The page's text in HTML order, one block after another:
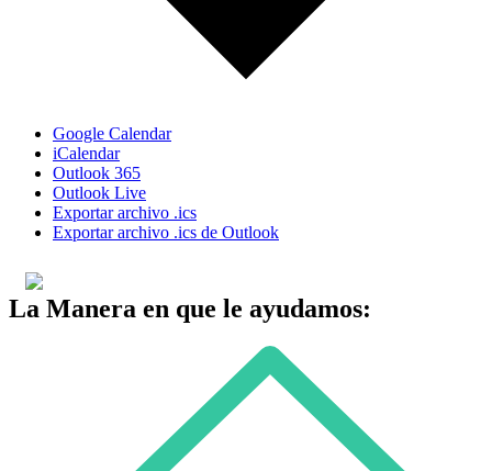
Google Calendar
iCalendar
Outlook 365
Outlook Live
Exportar archivo .ics
Exportar archivo .ics de Outlook
La Manera en que le ayudamos: